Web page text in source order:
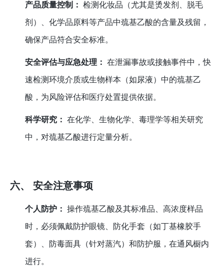
产品质量控制： 检测化妆品（尤其是烫发剂、脱毛
剂）、化学品原料等产品中巯基乙酸的含量及残留，
确保产品符合安全标准。
安全评估与应急处理： 在泄漏事故或接触事件中，快
速检测环境介质或生物样本（如尿液）中的巯基乙
酸，为风险评估和医疗处置提供依据。
科学研究： 在化学、生物化学、毒理学等相关研究
中，对巯基乙酸进行定量分析。
六、 安全注意事项
个人防护： 操作巯基乙酸及其标准品、高浓度样品
时，必须佩戴防护眼镜、防化手套（如丁基橡胶手
套）、防毒面具（针对蒸汽）和防护服，在通风橱内
进行。